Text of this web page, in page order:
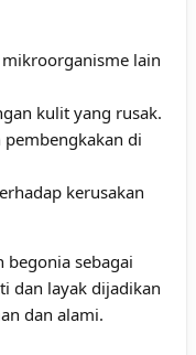
lain
kulit yang rusak.
di
kerusakan
begonia sebagai
dan layak dijadikan
dan alami.